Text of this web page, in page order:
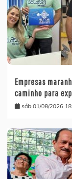
Empresas
caminho para
sáb 01/08/2026